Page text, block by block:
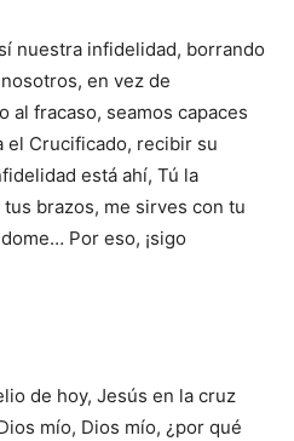
nuestra infidelidad, borrando
en vez de
al fracaso, seamos capaces
el Crucificado, recibir su
está ahí, Tú la
brazos, me sirves con tu
Por eso, ¡sigo
de hoy, Jesús en la cruz
mío, Dios mío, ¿por qué